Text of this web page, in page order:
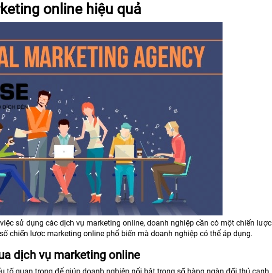
online hiệu quả
sử dụng các dịch vụ marketing online, doanh nghiệp cần có một chiến lược
chiến lược marketing online phổ biến mà doanh nghiệp có thể áp dụng.
dịch vụ marketing online